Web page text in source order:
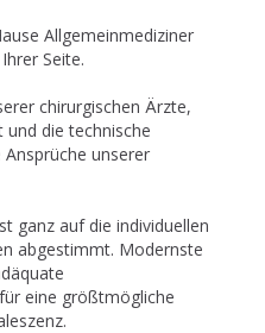
Allgemeinmediziner
Seite.
chirurgischen Ärzte,
und die technische
unserer
ganz auf die individuellen
abgestimmt. Modernste
eine größtmögliche